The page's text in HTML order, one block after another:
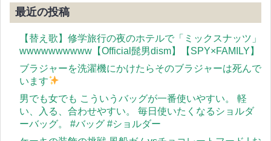
最近の投稿
【替え歌】修学旅行の夜のホテルで「ミックスナッツ」
wwwwwwwwww【Official髭男dism】【SPY×FAMILY】
ブラジャーを洗濯機にかけたらそのブラジャーは死んで
います
男でも女でも こういうバッグが一番使いやすい。 軽
い、入る、合わせやすい。 毎日使いたくなるショルダ
ーバッグ。 #バッグ #ショルダー